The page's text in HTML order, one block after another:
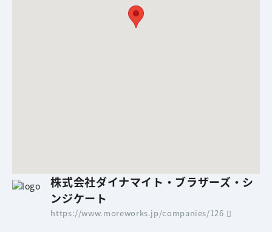
株式会社ダイナマイト・ブラザーズ・シ
ンジケート
https://www.moreworks.jp/companies/126